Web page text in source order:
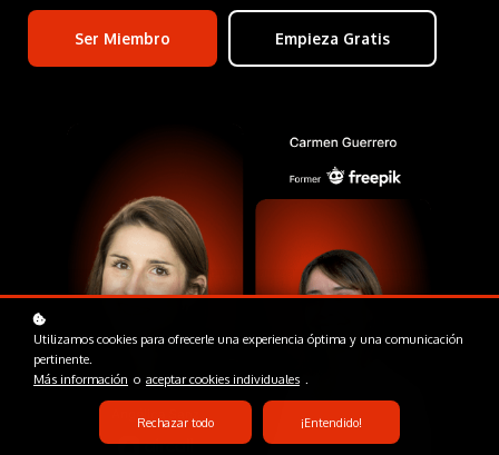
Ser Miembro Empieza Gratis
Utilizamos cookies para ofrecerle una experiencia óptima y una comunicación
pertinente.
Más información o aceptar cookies individuales .
Rechazar todo ¡Entendido!